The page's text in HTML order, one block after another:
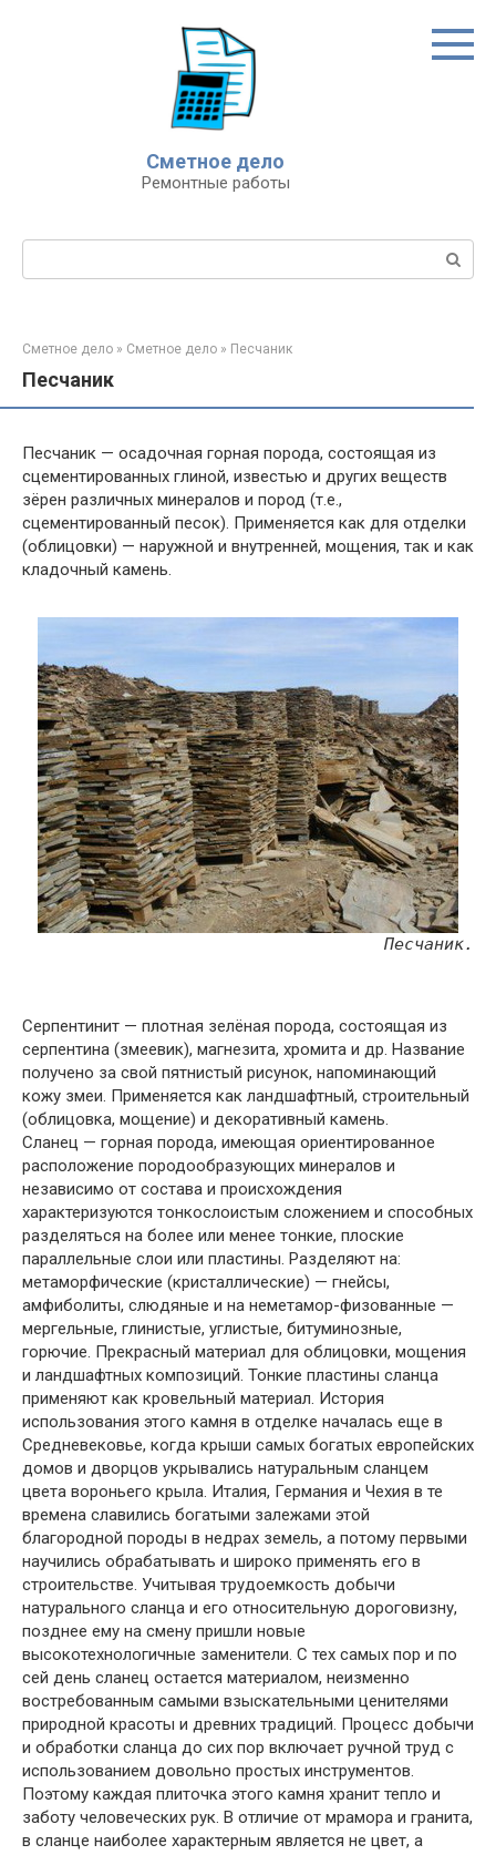
Сметное дело
Ремонтные работы
Поиск:
Сметное дело » Сметное дело » Песчаник
Песчаник
Песчаник — осадочная горная порода, состоящая из
сцементированных глиной, известью и других веществ
зёрен различных минералов и пород (т.е.,
сцементированный песок). Применяется как для отделки
(облицовки) — наружной и внутренней, мощения, так и как
кладочный камень.
Песчаник.
Серпентинит — плотная зелёная порода, состоящая из
серпентина (змеевик), магнезита, хромита и др. Название
получено за свой пятнистый рисунок, напоминающий
кожу змеи. Применяется как ландшафтный, строительный
(облицовка, мощение) и декоративный камень.
Сланец — горная порода, имеющая ориентированное
расположение породообразующих минералов и
независимо от состава и происхождения
характеризуются тонкослоистым сложением и способных
разделяться на более или менее тонкие, плоские
параллельные слои или пластины. Разделяют на:
метаморфические (кристаллические) — гнейсы,
амфиболиты, слюдяные и на неметамор-физованные —
мергельные, глинистые, углистые, битуминозные,
горючие. Прекрасный материал для облицовки, мощения
и ландшафтных композиций. Тонкие пластины сланца
применяют как кровельный материал. История
использования этого камня в отделке началась еще в
Средневековье, когда крыши самых богатых европейских
домов и дворцов укрывались натуральным сланцем
цвета вороньего крыла. Италия, Германия и Чехия в те
времена славились богатыми залежами этой
благородной породы в недрах земель, а потому первыми
научились обрабатывать и широко применять его в
строительстве. Учитывая трудоемкость добычи
натурального сланца и его относительную дороговизну,
позднее ему на смену пришли новые
высокотехнологичные заменители. С тех самых пор и по
сей день сланец остается материалом, неизменно
востребованным самыми взыскательными ценителями
природной красоты и древних традиций. Процесс добычи
и обработки сланца до сих пор включает ручной труд с
использованием довольно простых инструментов.
Поэтому каждая плиточка этого камня хранит тепло и
заботу человеческих рук. В отличие от мрамора и гранита,
в сланце наиболее характерным является не цвет, а